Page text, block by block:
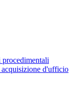
d'ufficio